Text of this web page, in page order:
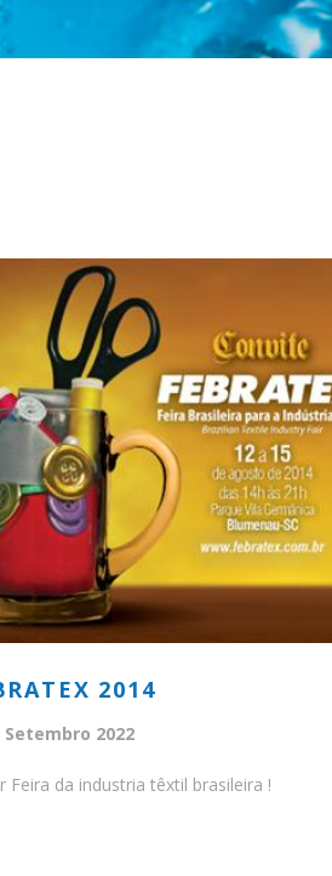
2014
Setembro 2022
Feira da industria têxtil brasileira !